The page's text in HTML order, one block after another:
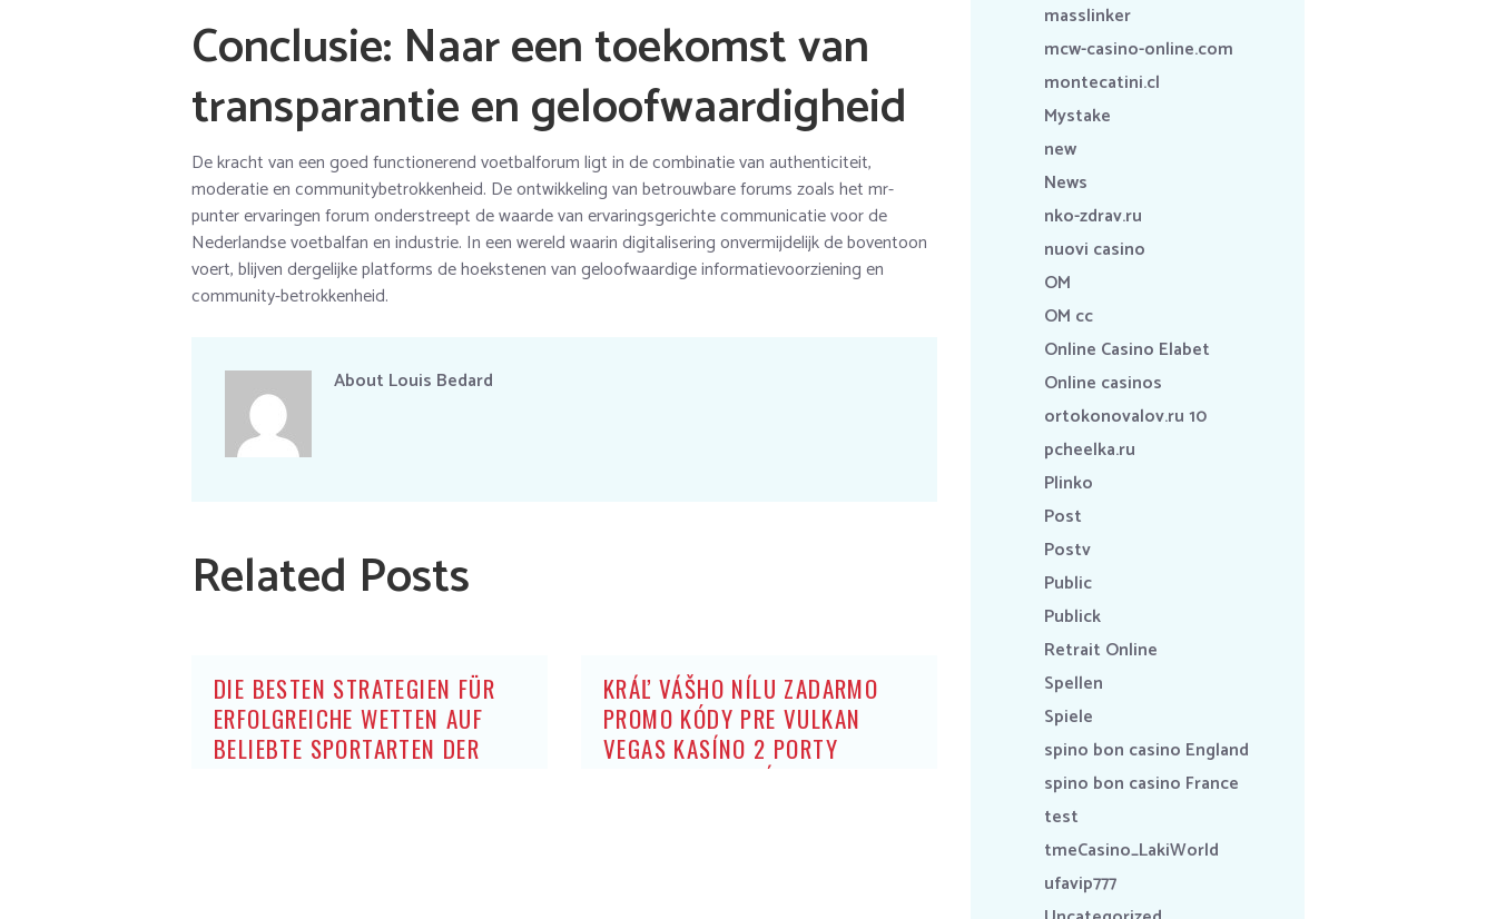
Conclusie: Naar een toekomst van
transparantie en geloofwaardigheid
De kracht van een goed functionerend voetbalforum ligt in de combinatie van authenticiteit,
moderatie en communitybetrokkenheid. De ontwikkeling van betrouwbare forums zoals het mr-
punter ervaringen forum onderstreept de waarde van ervaringsgerichte communicatie voor de
Nederlandse voetbalfan en industrie. In een wereld waarin digitalisering onvermijdelijk de boventoon
voert, blijven dergelijke platforms de hoekstenen van geloofwaardige informatievoorziening en
community-betrokkenheid.
About Louis Bedard
Related Posts
DIE BESTEN STRATEGIEN FÜR
ERFOLGREICHE WETTEN AUF
BELIEBTE SPORTARTEN DER
KRÁĽ VÁŠHO NÍLU ZADARMO
PROMO KÓDY PRE VULKAN
VEGAS KASÍNO 2 PORTY
ZADARMO: BEZ ZÍSKANIA HRY
masslinker
mcw-casino-online.com
montecatini.cl
Mystake
new
News
nko-zdrav.ru
nuovi casino
OM
OM cc
Online Casino Elabet
Online casinos
ortokonovalov.ru 10
pcheelka.ru
Plinko
Post
Postv
Public
Publick
Retrait Online
Spellen
Spiele
spino bon casino England
spino bon casino France
test
tmeCasino_LakiWorld
ufavip777